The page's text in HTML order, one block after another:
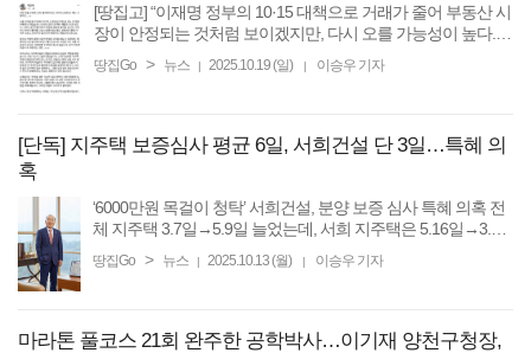
[땅집고] “이재명 정부의 10·15 대책으로 거래가 줄어 부동산 시
장이 안정되는 것처럼 보이겠지만, 다시 오를 가능성이 높다.
유입정책이 실현 가능한 단기적인 ...
땅집Go > 뉴스 | 2025.10.19 (일) | 이승우 기자
[단독] 지주택 보증심사 평균 6일, 서희건설 단 3일…특혜 의
혹
‘6000만원 목걸이 청탁’ 서희건설, 분양 보증 심사 특혜 의혹 전
체 지주택 3.7일→5.9일 늘었는데, 서희 지주택은 5.16일→3.3
건설이 분양 보증 심사에서 특혜를 ...
땅집Go > 뉴스 | 2025.10.13 (월) | 이승우 기자
마라톤 풀코스 21회 완주한 공학박사…이기재 양천구청장,